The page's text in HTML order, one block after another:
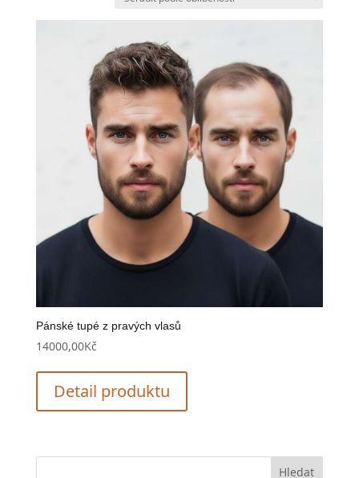
Pánské tupé z pravých vlasů
14000,00Kč
Detail produktu